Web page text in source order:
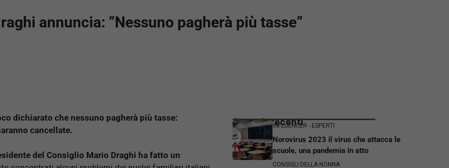
annuncia: ”Nessuno pagherà più tasse”
dichiarato che nessuno pagherà più tasse:
cancellate.
del Consiglio Mario Draghi ha fatto un
Articoli recentiINFLUENCER - ESPERTI
Norovirus 2023 il virus che attacca le
scuole, una pandemia in atto
CONSIGLI DELLA NONNA